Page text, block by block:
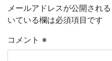
メールアドレスが公開される
いている欄は必須項目です
コメント ※